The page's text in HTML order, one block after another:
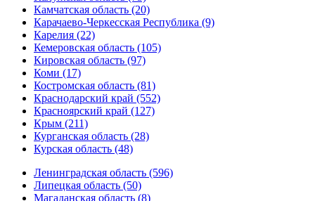
Камчатская область (20)
Карачаево-Черкесская Республика (9)
Карелия (22)
Кемеровская область (105)
Кировская область (97)
Коми (17)
Костромская область (81)
Краснодарский край (552)
Красноярский край (127)
Крым (211)
Курганская область (28)
Курская область (48)
Ленинградская область (596)
Липецкая область (50)
Магаданская область (8)